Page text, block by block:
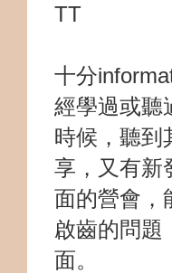
TT
十分
經學過或聽
時候，聽到
享，又有新
面的營會，
啟齒的問題
面。